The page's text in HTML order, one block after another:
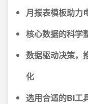
月报表模板助力
核心数据的科学
数据驱动决策，
化
选用合适的BI工